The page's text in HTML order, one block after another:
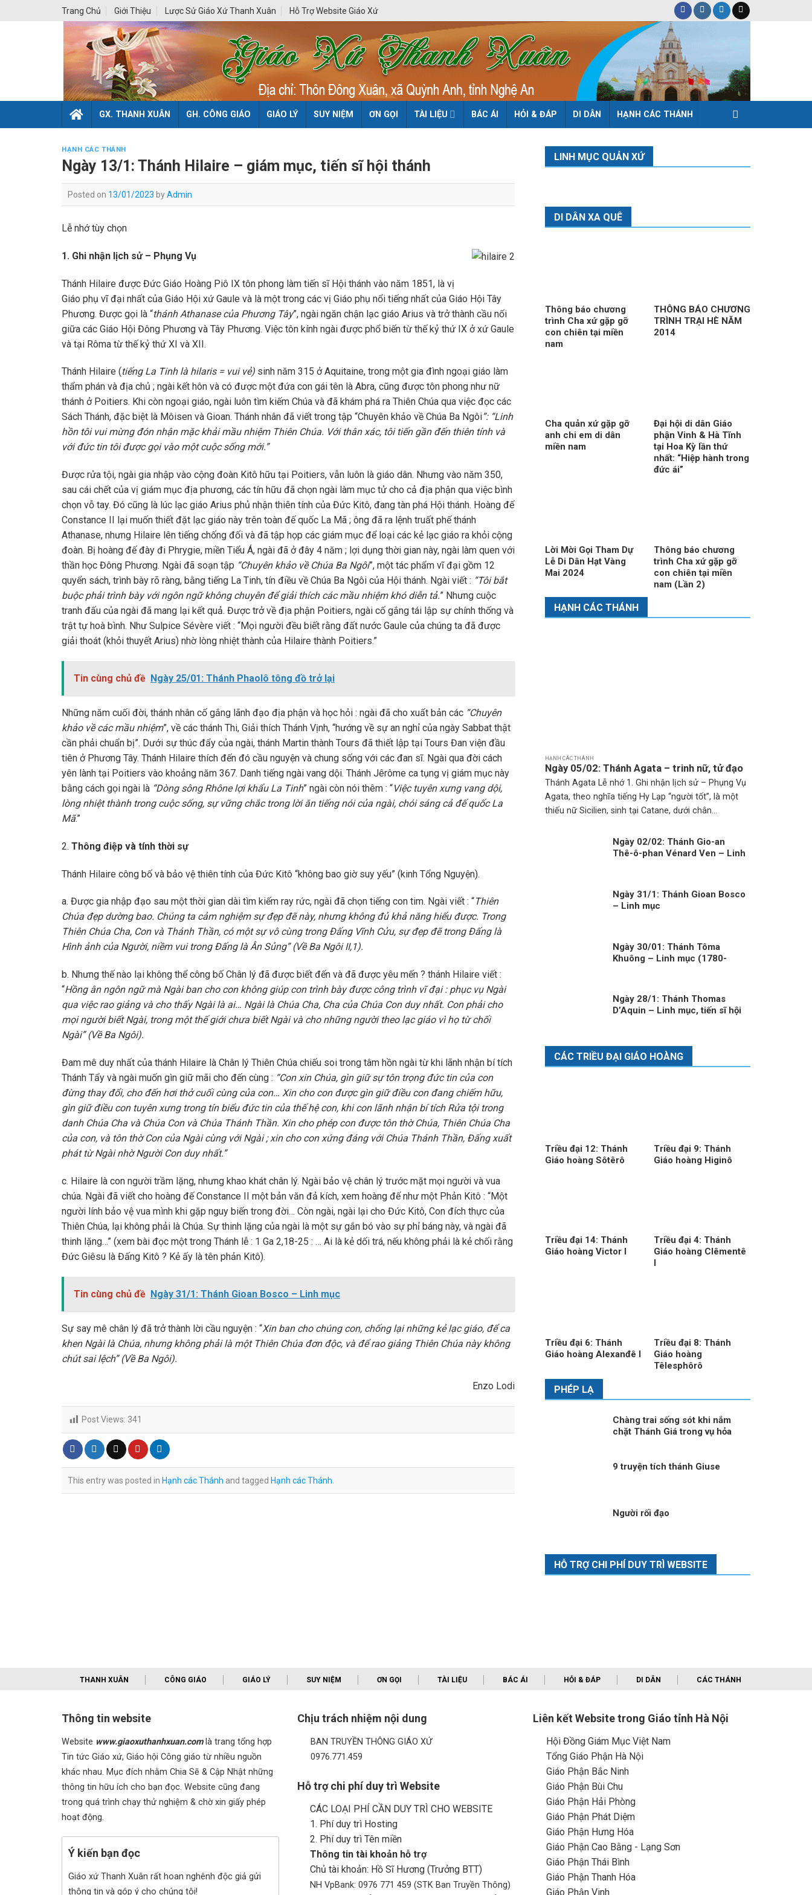
Trang Chủ Giới Thiệu Lược Sử Giáo Xứ Thanh Xuân Hỗ Trợ Website Giáo Xứ
GX. THANH XUÂN GH. CÔNG GIÁO GIÁO LÝ SUY NIỆM ƠN GỌI TÀI LIỆU BÁC ÁI HỎI & ĐÁP DI DÂN HẠNH CÁC THÁNH
HẠNH CÁC THÁNH
Ngày 13/1: Thánh Hilaire – giám mục, tiến sĩ hội thánh
Posted on 13/01/2023 byAdmin
Lễ nhớ tùy chọn
1. Ghi nhận lịch sử – Phụng Vụ
Thánh Hilaire được Đức Giáo Hoàng Piô IX tôn phong làm tiến sĩ Hội thánh vào năm 1851, là vị
Giáo phụ vĩ đại nhất của Giáo Hội xứ Gaule và là một trong các vị Giáo phụ nổi tiếng nhất của Giáo Hội Tây
Phương. Được gọi là “thánh Athanase của Phương Tây”, ngài ngăn chận lạc giáo Arius và trở thành cầu nối
giữa các Giáo Hội Đông Phương và Tây Phương. Việc tôn kính ngài được phổ biến từ thế kỷ thứ IX ở xứ Gaule
và tại Rôma từ thế kỷ thứ XI và XII.
Thánh Hilaire (tiếng La Tinh là hilaris = vui vẻ) sinh năm 315 ở Aquitaine, trong một gia đình ngoại giáo làm
thẩm phán và địa chủ ; ngài kết hôn và có được một đứa con gái tên là Abra, cũng được tôn phong như nữ
thánh ở Poitiers. Khi còn ngoại giáo, ngài luôn tìm kiếm Chúa và đã khám phá ra Thiên Chúa qua việc đọc các
Sách Thánh, đặc biệt là Môisen và Gioan. Thánh nhân đã viết trong tập “Chuyên khảo về Chúa Ba Ngôi”: “Linh
hồn tôi vui mừng đón nhận mặc khải mầu nhiệm Thiên Chúa. Với thân xác, tôi tiến gần đến thiên tính và
với đức tin tôi được gọi vào một cuộc sống mới.”
Được rửa tội, ngài gia nhập vào cộng đoàn Kitô hữu tại Poitiers, vẫn luôn là giáo dân. Nhưng vào năm 350,
sau cái chết của vị giám mục địa phương, các tín hữu đã chọn ngài làm mục tử cho cả địa phận qua việc bình
chọn vỗ tay. Đó cũng là lúc lạc giáo Arius phủ nhận thiên tính của Đức Kitô, đang tàn phá Hội thánh. Hoàng đế
Constance II lại muốn thiết đặt lạc giáo này trên toàn đế quốc La Mã ; ông đã ra lệnh truất phế thánh
Athanase, nhưng Hilaire lên tiếng chống đối và đã tập họp các giám mục để loại các kẻ lạc giáo ra khỏi cộng
đoàn. Bị hoàng đế đày đi Phrygie, miền Tiểu Á, ngài đã ở đây 4 năm ; lợi dụng thời gian này, ngài làm quen với
thần học Đông Phương. Ngài đã soạn tập “Chuyên khảo về Chúa Ba Ngôi”, một tác phẩm vĩ đại gồm 12
quyển sách, trình bày rõ ràng, bằng tiếng La Tinh, tín điều về Chúa Ba Ngôi của Hội thánh. Ngài viết : “Tôi bắt
buộc phải trình bày với ngôn ngữ không chuyên để giải thích các mầu nhiệm khó diễn tả.” Nhưng cuộc
tranh đấu của ngài đã mang lại kết quả. Được trở về địa phận Poitiers, ngài cố gắng tái lập sự chính thống và
trật tự hoà bình. Như Sulpice Sévère viết : “Mọi người đều biết rằng đất nước Gaule của chúng ta đã được
giải thoát (khỏi thuyết Arius) nhờ lòng nhiệt thành của Hilaire thành Poitiers.”
Tin cùng chủ đề Ngày 25/01: Thánh Phaolô tông đồ trở lại
Những năm cuối đời, thánh nhân cố gắng lãnh đạo địa phận và học hỏi : ngài đã cho xuất bản các “Chuyên
khảo về các mầu nhiệm”, về các thánh Thi, Giải thích Thánh Vịnh, “hướng về sự an nghỉ của ngày Sabbat thật
cần phải chuẩn bị”. Dưới sự thúc đẩy của ngài, thánh Martin thành Tours đã thiết lập tại Tours Đan viện đầu
tiên ở Phương Tây. Thánh Hilaire thích đến đó cầu nguyện và chung sống với các đan sĩ. Ngài qua đời cách
yên lành tại Poitiers vào khoảng năm 367. Danh tiếng ngài vang dội. Thánh Jêrôme ca tụng vị giám mục này
bằng cách gọi ngài là “Dòng sông Rhône lợi khẩu La Tinh” ngài còn nói thêm : “Việc tuyên xưng vang dội,
lòng nhiệt thành trong cuộc sống, sự vững chắc trong lời ăn tiếng nói của ngài, chói sáng cả đế quốc La
Mã.”
2. Thông điệp và tính thời sự
Thánh Hilaire công bố và bảo vệ thiên tính của Đức Kitô “không bao giờ suy yếu” (kinh Tổng Nguyện).
a. Được gia nhập đạo sau một thời gian dài tìm kiếm ray rức, ngài đã chọn tiếng con tim. Ngài viết : “Thiên
Chúa đẹp dường bao. Chúng ta cảm nghiệm sự đẹp đẽ này, nhưng không đủ khả năng hiểu được. Trong
Thiên Chúa Cha, Con và Thánh Thần, có một sự vô cùng trong Đấng Vĩnh Cửu, sự đẹp đẽ trong Đấng là
Hình ảnh của Người, niềm vui trong Đấng là Ân Sủng” (Về Ba Ngôi II,1).
b. Nhưng thế nào lại không thể công bố Chân lý đã được biết đến và đã được yêu mến ? thánh Hilaire viết :
“Hồng ân ngôn ngữ mà Ngài ban cho con không giúp con trình bày được công trình vĩ đại : phục vụ Ngài
qua việc rao giảng và cho thấy Ngài là ai… Ngài là Chúa Cha, Cha của Chúa Con duy nhất. Con phải cho
mọi người biết Ngài, trong một thế giới chưa biết Ngài và cho những người theo lạc giáo vì họ từ chối
Ngài” (Về Ba Ngôi).
Đam mê duy nhất của thánh Hilaire là Chân lý Thiên Chúa chiếu soi trong tâm hồn ngài từ khi lãnh nhận bí tích
Thánh Tẩy và ngài muốn gìn giữ mãi cho đến cùng : “Con xin Chúa, gìn giữ sự tôn trọng đức tin của con
đừng thay đổi, cho đến hơi thở cuối cùng của con… Xin cho con được gìn giữ điều con đang chiếm hữu,
gìn giữ điều con tuyên xưng trong tín biểu đức tin của thế hệ con, khi con lãnh nhận bí tích Rửa tội trong
danh Chúa Cha và Chúa Con và Chúa Thánh Thần. Xin cho phép con được tôn thờ Chúa, Thiên Chúa Cha
của con, và tôn thờ Con của Ngài cùng với Ngài ; xin cho con xứng đáng với Chúa Thánh Thần, Đấng xuất
phát từ Ngài nhờ Người Con duy nhất.”
c. Hilaire là con người trầm lặng, nhưng khao khát chân lý. Ngài bảo vệ chân lý trước mặt mọi người và vua
chúa. Ngài đã viết cho hoàng đế Constance II một bản văn đả kích, xem hoàng đế như một Phản Kitô : “Một
người lính bảo vệ vua mình khi gặp nguy biến trong đời… Còn ngài, ngài lại cho Đức Kitô, Con đích thực của
Thiên Chúa, lại không phải là Chúa. Sự thinh lặng của ngài là một sự gắn bó vào sự phỉ báng này, và ngài đã
thinh lặng…” (xem bài đọc một trong Thánh lễ : 1 Ga 2,18-25 : … Ai là kẻ dối trá, nếu không phải là kẻ chối rằng
Đức Giêsu là Đấng Kitô ? Kẻ ấy là tên phản Kitô).
Tin cùng chủ đề Ngày 31/1: Thánh Gioan Bosco – Linh mục
Sự say mê chân lý đã trở thành lời cầu nguyện : “Xin ban cho chúng con, chống lại những kẻ lạc giáo, để ca
khen Ngài là Chúa, nhưng không phải là một Thiên Chúa đơn độc, và để rao giảng Thiên Chúa này không
chút sai lệch” (Về Ba Ngôi).
Enzo Lodi
Post Views: 341
This entry was posted in Hạnh các Thánh and tagged Hạnh các Thánh
LINH MỤC QUẢN XỨ
DI DÂN XA QUÊ
Thông báo chương
trình Cha xứ gặp gỡ
con chiên tại miền
nam
THÔNG BÁO CHƯƠNG
TRÌNH TRẠI HÈ NĂM
2014
Cha quản xứ gặp gỡ
anh chi em di dân
miền nam
Đại hội di dân Giáo
phận Vinh & Hà Tĩnh
tại Hoa Kỳ lần thứ
nhất: “Hiệp hành trong
đức ái”
Lời Mời Gọi Tham Dự
Lễ Di Dân Hạt Vàng
Mai 2024
Thông báo chương
trình Cha xứ gặp gỡ
con chiên tại miền
nam (Lần 2)
HẠNH CÁC THÁNH
HẠNH CÁC THÁNH
Ngày 05/02: Thánh Agata – trinh nữ, tử đạo
Thánh Agata Lễ nhớ 1. Ghi nhận lịch sử – Phụng Vụ
Agata, theo nghĩa tiếng Hy Lạp “người tốt”, là một
thiếu nữ Sicilien, sinh tại Catane, dưới chân...
Ngày 02/02: Thánh Gio-an
Thê-ô-phan Vénard Ven – Linh
Ngày 31/1: Thánh Gioan Bosco
– Linh mục
Ngày 30/01: Thánh Tôma
Khuông – Linh mục (1780-
Ngày 28/1: Thánh Thomas
D’Aquin – Linh mục, tiến sĩ hội
CÁC TRIỀU ĐẠI GIÁO HOÀNG
Triều đại 12: Thánh
Giáo hoàng Sôtêrô
Triều đại 9: Thánh
Giáo hoàng Higinô
Triều đại 14: Thánh
Giáo hoàng Victor I
Triều đại 4: Thánh
Giáo hoàng Clêmentê
I
Triều đại 6: Thánh
Giáo hoàng Alexanđê I
Triều đại 8: Thánh
Giáo hoàng
Têlesphôrô
PHÉP LẠ
Chàng trai sống sót khi nắm
chặt Thánh Giá trong vụ hỏa
9 truyện tích thánh Giuse
Người rối đạo
HỖ TRỢ CHI PHÍ DUY TRÌ WEBSITE
THANH XUÂN CÔNG GIÁO GIÁO LÝ SUY NIỆM ƠN GỌI TÀI LIỆU BÁC ÁI HỎI & ĐÁP DI DÂN CÁC THÁNH
Thông tin website
Website www.giaoxuthanhxuan.com là trang tổng hợp
Tin tức Giáo xứ, Giáo hội Công giáo từ nhiều nguồn
khác nhau. Mục đích nhằm Chia Sẽ & Cập Nhật những
thông tin hữu ích cho bạn đọc. Website cũng đang
trong quá trình chạy thử nghiệm & chờ xin giấy phép
hoạt động.
Ý kiến bạn đọc
Giáo xứ Thanh Xuân rất hoan nghênh độc giả gửi
thông tin và góp ý cho chúng tôi!
Chịu trách nhiệm nội dung
BAN TRUYỀN THÔNG GIÁO XỨ
0976.771.459
Hỗ trợ chi phí duy trì Website
CÁC LOẠI PHÍ CẦN DUY TRÌ CHO WEBSITE
1. Phí duy trì Hosting
2. Phí duy trì Tên miền
Thông tin tài khoản hỗ trợ
Chủ tài khoản: Hồ Sĩ Hương (Trưởng BTT)
NH VpBank: 0976 771 459 (STK Ban Truyền Thông)
Liên kết Website trong Giáo tỉnh Hà Nội
Hội Đồng Giám Mục Việt Nam
Tổng Giáo Phận Hà Nội
Giáo Phận Bắc Ninh
Giáo Phận Bùi Chu
Giáo Phận Hải Phòng
Giáo Phận Phát Diệm
Giáo Phận Hưng Hóa
Giáo Phận Cao Bằng - Lạng Sơn
Giáo Phận Thái Bình
Giáo Phận Thanh Hóa
Giáo Phận Vinh